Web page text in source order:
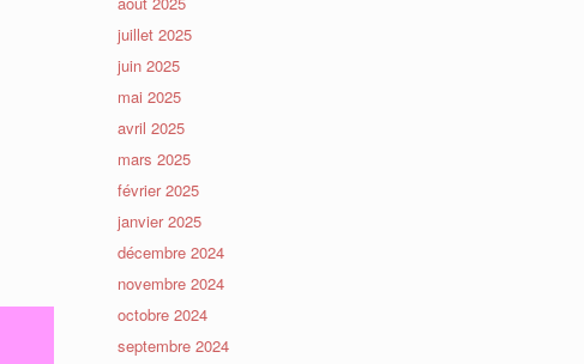
juillet 2025
juin 2025
mai 2025
avril 2025
mars 2025
février 2025
janvier 2025
décembre 2024
novembre 2024
octobre 2024
septembre 2024